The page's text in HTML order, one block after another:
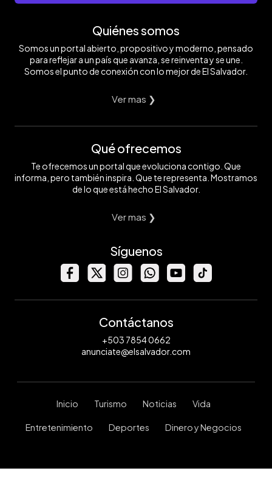
Quiénes somos
Somos un portal abierto, propositivo y moderno, pensado
para reflejar a un país que avanza, se reinventa y se une.
Somos el punto de conexión con lo mejor de El Salvador.
Ver mas ❯
Qué ofrecemos
Te ofrecemos un portal que evoluciona contigo. Que
informa, pero también inspira. Que te representa. Mostramos
de lo que está hecho El Salvador.
Ver mas ❯
Síguenos
Contáctanos
+503 7854 0662
anunciate@elsalvador.com
Inicio Turismo Noticias Vida
Entretenimiento Deportes Dinero y Negocios